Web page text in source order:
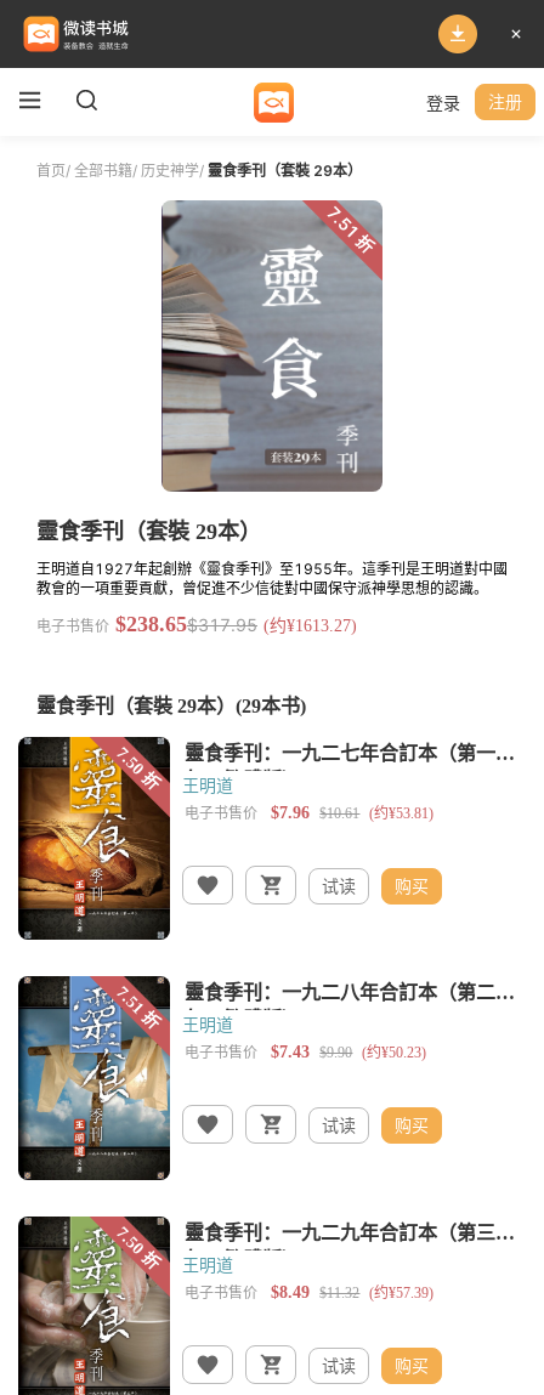
登录 注册
首页/ 全部书籍/ 历史神学/ 靈食季刊（套裝 29本）
7.51 折
靈食季刊（套裝 29本）
王明道自1927年起創辦《靈食季刊》至1955年。這季刊是王明道對中國
教會的一項重要貢獻，曾促進不少信徒對中國保守派神學思想的認識。
电子书售价 $238.65$317.95 (约¥1613.27)
靈食季刊（套裝 29本） (29本书)
王明道
试读 购买
王明道
试读 购买
王明道
试读 购买